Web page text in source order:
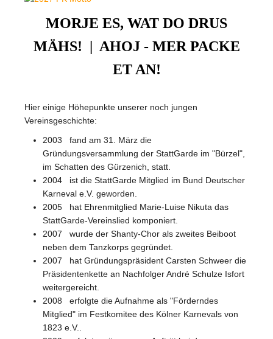
MORJE ES, WAT DO DRUS
MÄHS! | AHOJ - MER PACKE
ET AN!
Hier einige Höhepunkte unserer noch jungen
Vereinsgeschichte:
2003 fand am 31. März die
Gründungsversammlung der StattGarde im "Bürzel",
im Schatten des Gürzenich, statt.
2004 ist die StattGarde Mitglied im Bund Deutscher
Karneval e.V. geworden.
2005 hat Ehrenmitglied Marie-Luise Nikuta das
StattGarde-Vereinslied komponiert.
2007 wurde der Shanty-Chor als zweites Beiboot
neben dem Tanzkorps gegründet.
2007 hat Gründungspräsident Carsten Schweer die
Präsidentenkette an Nachfolger André Schulze Isfort
weitergereicht.
2008 erfolgte die Aufnahme als "Förderndes
Mitglied" im Festkomitee des Kölner Karnevals von
1823 e.V..